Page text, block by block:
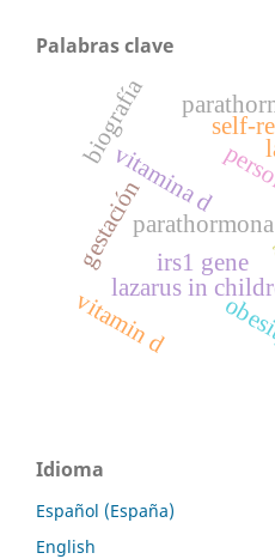
Palabras clave
self-
lazarus in
vitamina d
parathormona
gestación
vitamin d
biografía
irs1 gene
Idioma
Español (España)
English